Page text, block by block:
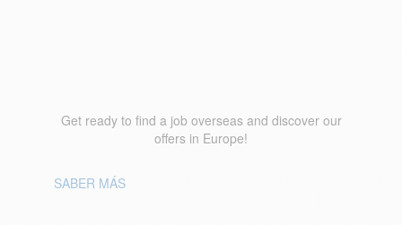
Get ready to find a job overseas and discover our
offers in Europe!
SABER MÁS